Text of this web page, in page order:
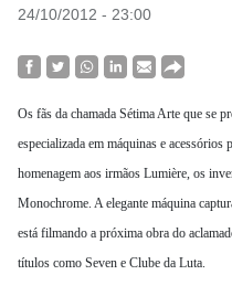
24/10/2012 - 23:00
Os fãs da chamada Sétima Arte que se
especializada em máquinas e
homenagem aos irmãos Lumière, os
Monochrome. A elegante máquina
está filmando a próxima obra do
títulos como Seven e Clube da Luta.